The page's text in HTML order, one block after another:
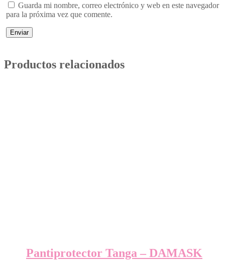
Guarda mi nombre, correo electrónico y web en este navegador
para la próxima vez que comente.
Productos relacionados
Pantiprotector Tanga – DAMASK